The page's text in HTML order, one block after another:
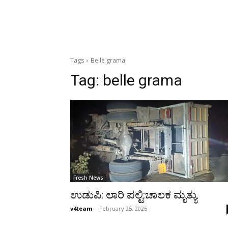
Tags Belle grama
Tag: belle grama
Fresh News
ಉಡುಪಿ: ಲಾರಿ ಪಲ್ಟಿ:ಚಾಲಕ ಮೃತ್ಯು
v4team - February 25, 2025